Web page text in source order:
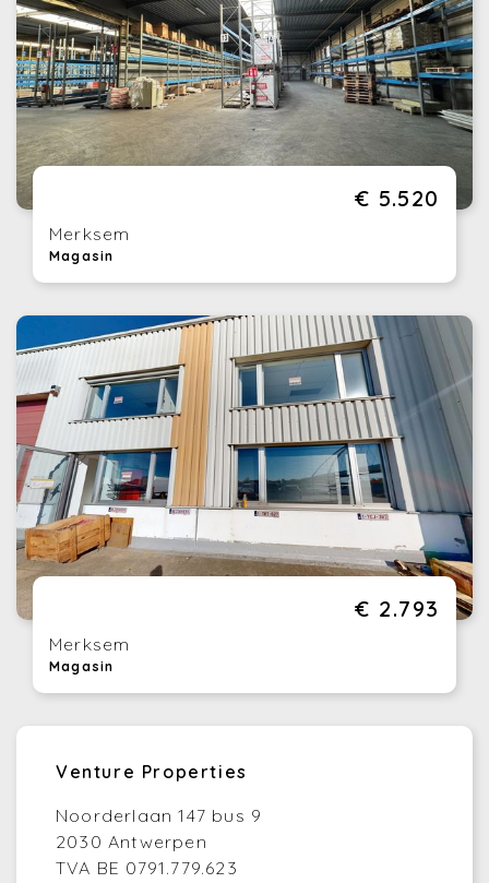
€ 5.520
Merksem
Magasin
€ 2.793
Merksem
Magasin
Venture Properties
Noorderlaan 147 bus 9
2030 Antwerpen
TVA BE 0791.779.623